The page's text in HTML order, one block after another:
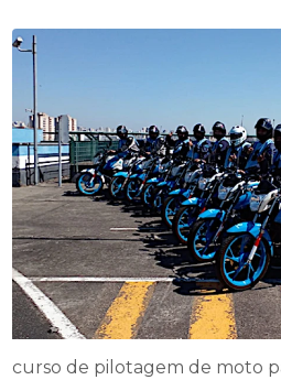
curso de pilotagem de moto